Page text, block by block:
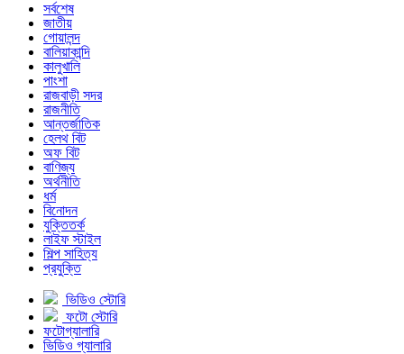
সর্বশেষ
জাতীয়
গোয়ালন্দ
বালিয়াকান্দি
কালুখালি
পাংশা
রাজবাড়ী সদর
রাজনীতি
আন্তর্জাতিক
হেলথ বিট
অফ বিট
বাণিজ্য
অর্থনীতি
ধর্ম
বিনোদন
যুক্তিতর্ক
লাইফ স্টাইল
শিল্প সাহিত্য
প্রযুক্তি
ভিডিও স্টোরি
ফটো স্টোরি
ফটোগ্যালারি
ভিডিও গ্যালারি